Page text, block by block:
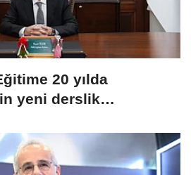
20 yılda
yeni derslik